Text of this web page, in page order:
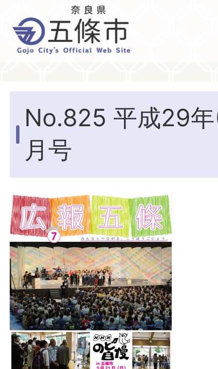
No.825 平成29
月号